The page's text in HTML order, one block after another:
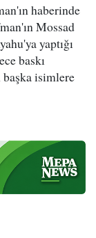
haberinde
Mossad
yaptığı
baskı
başka isimlere